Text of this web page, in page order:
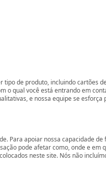
de produto, incluindo
o qual você está entrando em
e nossa equipe se
Para apoiar nossa capacidade
pode afetar como, onde e
neste site. Nós não